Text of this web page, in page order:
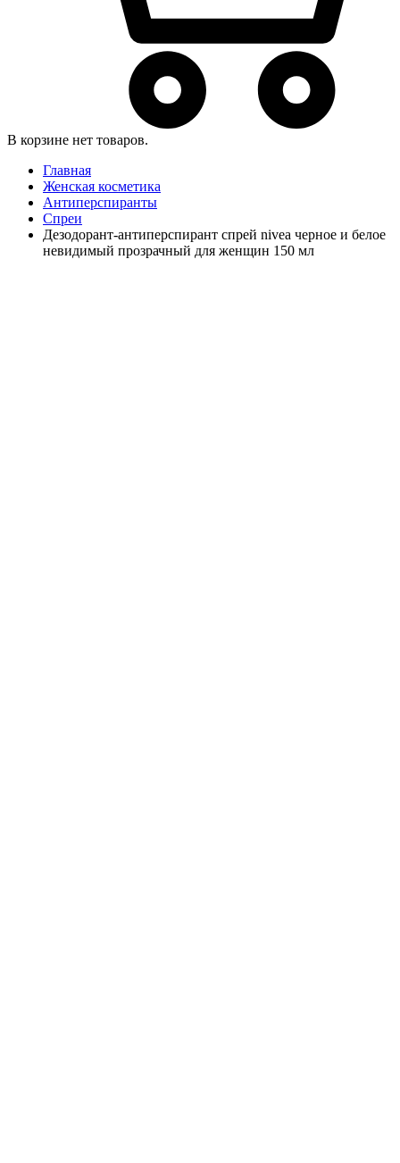
В корзине нет товаров.
Главная
Женская косметика
Антиперспиранты
Спреи
Дезодорант-антиперспирант спрей nivea черное и белое
невидимый прозрачный для женщин 150 мл